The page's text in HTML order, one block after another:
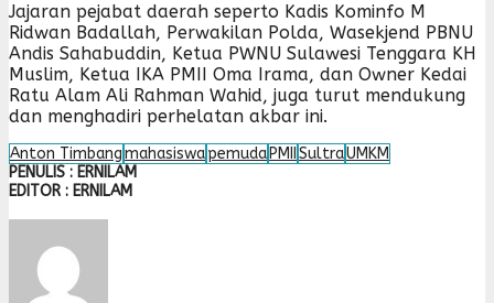
Jajaran pejabat daerah seperto Kadis Kominfo M
Ridwan Badallah, Perwakilan Polda, Wasekjend PBNU
Andis Sahabuddin, Ketua PWNU Sulawesi Tenggara KH
Muslim, Ketua IKA PMII Oma Irama, dan Owner Kedai
Ratu Alam Ali Rahman Wahid, juga turut mendukung
dan menghadiri perhelatan akbar ini.
Anton Timbangmahasiswapemuda PMII SultraUMKM
PENULIS : ERNILAM
EDITOR : ERNILAM